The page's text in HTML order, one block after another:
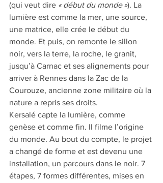
(qui veut dire « début du monde »). La
lumière est comme la mer, une source,
une matrice, elle crée le début du
monde. Et puis, on remonte le sillon
noir, vers la terre, la roche, le granit,
jusqu’à Carnac et ses alignements pour
arriver à Rennes dans la Zac de la
Courouze, ancienne zone militaire où la
nature a repris ses droits.
Kersalé capte la lumière, comme
genèse et comme fin. Il filme l’origine
du monde. Au bout du compte, le projet
a changé de forme et est devenu une
installation, un parcours dans le noir. 7
étapes, 7 formes différentes, mises en